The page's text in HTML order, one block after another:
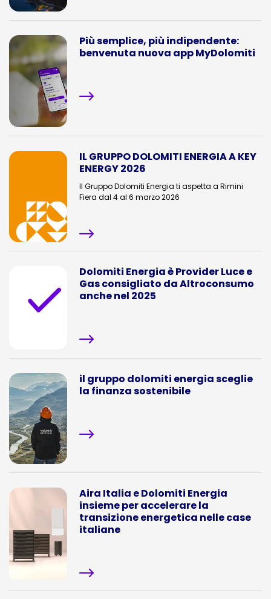
Più semplice, più indipendente:
benvenuta nuova app MyDolomiti
IL GRUPPO DOLOMITI ENERGIA A KEY
ENERGY 2026
Il Gruppo Dolomiti Energia ti aspetta a Rimini
Fiera dal 4 al 6 marzo 2026
Dolomiti Energia è Provider Luce e
Gas consigliato da Altroconsumo
anche nel 2025
il gruppo dolomiti energia sceglie
la finanza sostenibile
Aira Italia e Dolomiti Energia
insieme per accelerare la
transizione energetica nelle case
italiane